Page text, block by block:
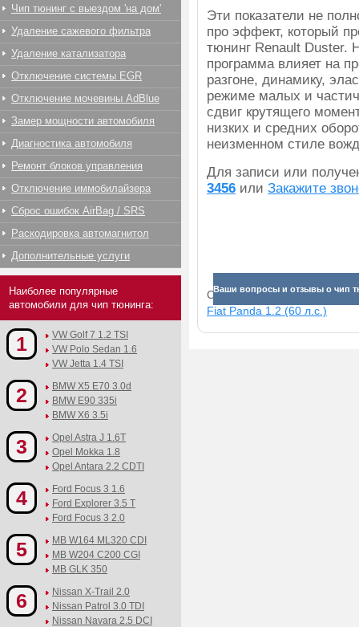
Эти показатели не
про эффект, который
тюнинг Renault Duster.
программа влияет на
разгоне, динамику,
режиме малых и
сдвиг крутящего
низких и средних
неизменном стиле
Для записи или
3456 или Закажите
Ваши вопросы и отзывы о чип
Смотрите прибавки для
Fiat Panda 1.2 (60 л.с.)
Чип тюнинг с выездом 'на дом'
Удаление сажевого фильтра
Удаление катализатора
Отключение системы EGR
Отключение мочевины AdBlue
Замер мощности автомобиля
Диагностика автомобиля
Ремонт блоков управления
Отключение иммобилайзера
Сброс ошибок AirBag / SRS
Раскодировка автомагнитол
Дополнительные услуги
Наиболее популярные
автомобили для чип тюнинга:
1
VW Golf 7 1.2 TSI
VW Polo Sedan 1.6
VW Jetta 1.4 TSI
2
BMW X5 E70 3.0d
BMW E90 335i
BMW X6 3.5i
3
Opel Astra J 1.6T
Opel Mokka 1.8
Opel Antara 2.2 CDTI
4
Ford Focus 3 1.6
Ford Explorer 3.5 T
Ford Focus 3 2.0
5
MB W164 ML320 CDI
MB W204 C200 CGI
MB GLK 350
6
Nissan X-Trail 2.0
Nissan Patrol 3.0 TDI
Nissan Navara 2.5 DCI